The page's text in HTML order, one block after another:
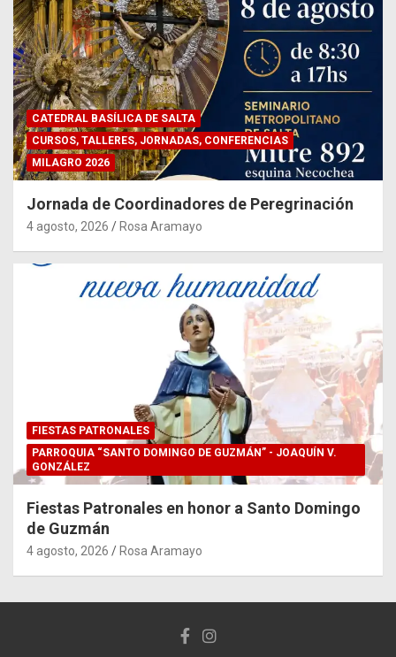
CATEDRAL BASÍLICA DE SALTA
CURSOS, TALLERES, JORNADAS, CONFERENCIAS
MILAGRO 2026
Jornada de Coordinadores de Peregrinación
4 agosto, 2026 Rosa Aramayo
FIESTAS PATRONALES
PARROQUIA “SANTO DOMINGO DE GUZMÁN” - JOAQUÍN V.
GONZÁLEZ
Fiestas Patronales en honor a Santo Domingo
de Guzmán
4 agosto, 2026 Rosa Aramayo